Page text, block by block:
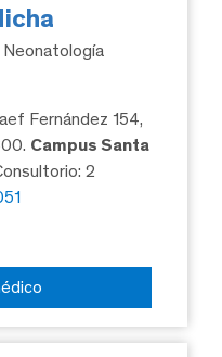
Fernández 154,
Campus Santa
2